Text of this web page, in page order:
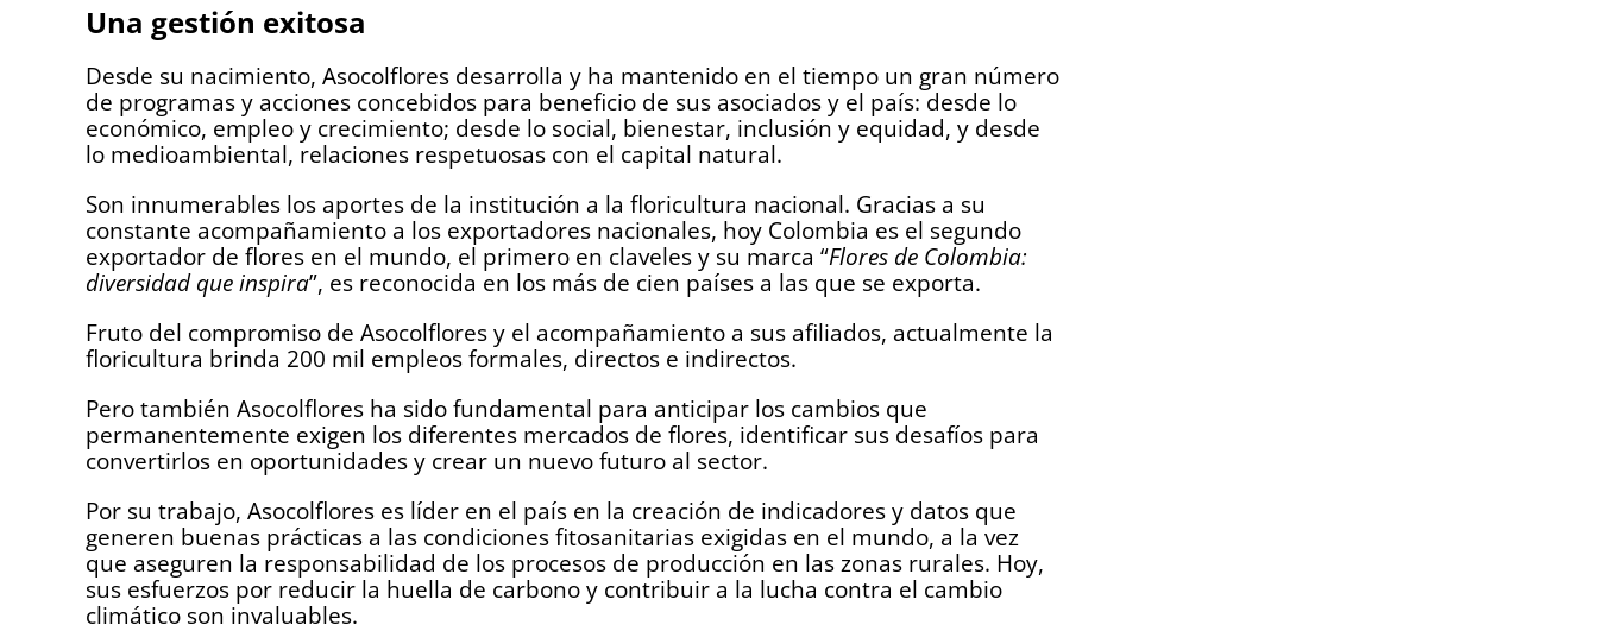
Una gestión exitosa
Desde su nacimiento, Asocolflores desarrolla y ha mantenido en el tiempo un gran número
de programas y acciones concebidos para beneficio de sus asociados y el país: desde lo
económico, empleo y crecimiento; desde lo social, bienestar, inclusión y equidad, y desde
lo medioambiental, relaciones respetuosas con el capital natural.
Son innumerables los aportes de la institución a la floricultura nacional. Gracias a su
constante acompañamiento a los exportadores nacionales, hoy Colombia es el segundo
exportador de flores en el mundo, el primero en claveles y su marca “Flores de Colombia:
diversidad que inspira”, es reconocida en los más de cien países a las que se exporta.
Fruto del compromiso de Asocolflores y el acompañamiento a sus afiliados, actualmente la
floricultura brinda 200 mil empleos formales, directos e indirectos.
Pero también Asocolflores ha sido fundamental para anticipar los cambios que
permanentemente exigen los diferentes mercados de flores, identificar sus desafíos para
convertirlos en oportunidades y crear un nuevo futuro al sector.
Por su trabajo, Asocolflores es líder en el país en la creación de indicadores y datos que
generen buenas prácticas a las condiciones fitosanitarias exigidas en el mundo, a la vez
que aseguren la responsabilidad de los procesos de producción en las zonas rurales. Hoy,
sus esfuerzos por reducir la huella de carbono y contribuir a la lucha contra el cambio
climático son invaluables.